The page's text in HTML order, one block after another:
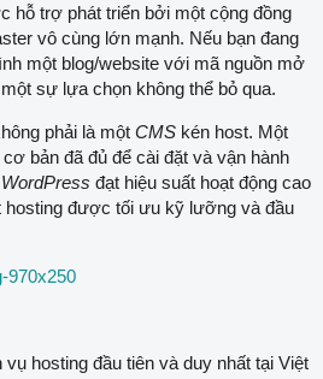
hỗ trợ phát triển bởi một cộng đồng
vô cùng lớn mạnh. Nếu bạn đang
một blog/website với mã nguồn mở
sự lựa chọn không thể bỏ qua.
phải là một CMS kén host. Một
bản đã đủ để cài đặt và vận hành
WordPress đạt hiệu suất hoạt động cao
hosting được tối ưu kỹ lưỡng và đầu
vụ hosting đầu tiên và duy nhất tại Việt